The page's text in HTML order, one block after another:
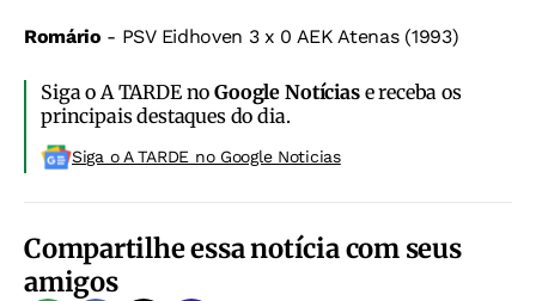
Romário - PSV Eidhoven 3 x 0 AEK Atenas (1993)
Siga o A TARDE noGoogle Notíciase receba os
principais destaques do dia.
Siga o A TARDE no Google Noticias
Compartilhe essa notícia com seus
amigos